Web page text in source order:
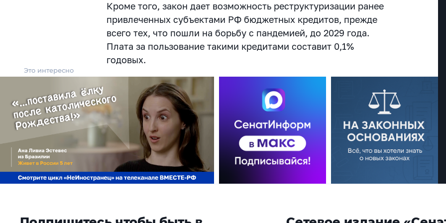
Кроме того, закон дает возможность реструктуризации ранее
привлеченных субъектами РФ бюджетных кредитов, прежде
всего тех, что пошли на борьбу с пандемией, до 2029 года.
Плата за пользование такими кредитами составит 0,1%
годовых.
Это интересно